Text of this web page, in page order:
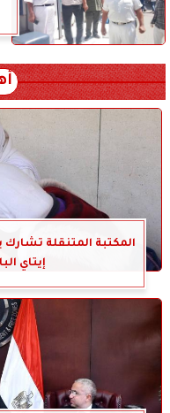
المكتبة المتنقلة تشارك
إيتاي